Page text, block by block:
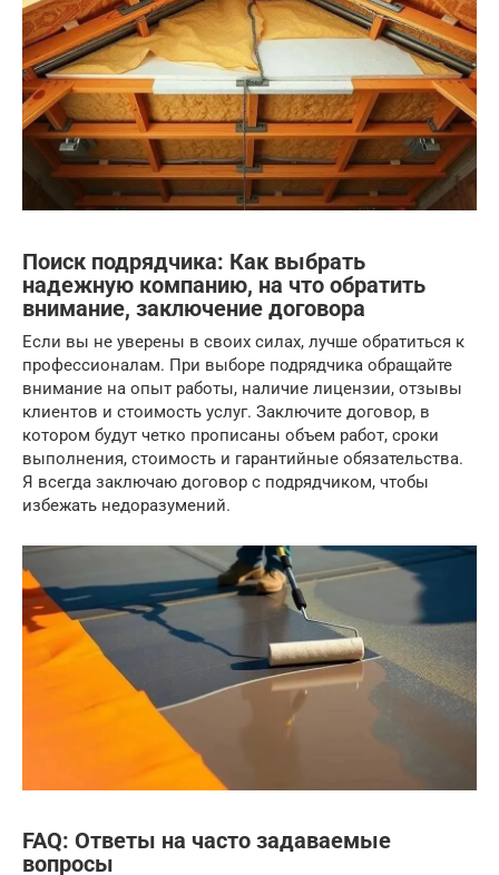
Поиск подрядчика: Как выбрать
надежную компанию, на что обратить
внимание, заключение договора
Если вы не уверены в своих силах, лучше обратиться к
профессионалам. При выборе подрядчика обращайте
внимание на опыт работы, наличие лицензии, отзывы
клиентов и стоимость услуг. Заключите договор, в
котором будут четко прописаны объем работ, сроки
выполнения, стоимость и гарантийные обязательства.
Я всегда заключаю договор с подрядчиком, чтобы
избежать недоразумений.
FAQ: Ответы на часто задаваемые
вопросы